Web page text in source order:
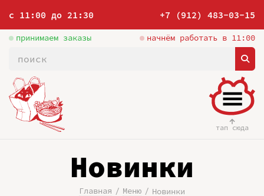
с 11:00 до 21:30 +7 (912) 483-03-15
принимаем заказы начнём работать в 11:00
тап сюда
Новинки
Главная Меню Новинки